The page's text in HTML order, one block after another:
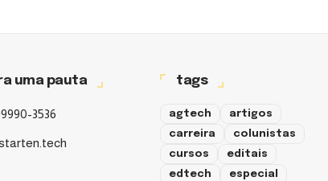
uma pauta
3536
tags
agtech
artigos
carreira
colunistas
cursos
editais
edtech
especial